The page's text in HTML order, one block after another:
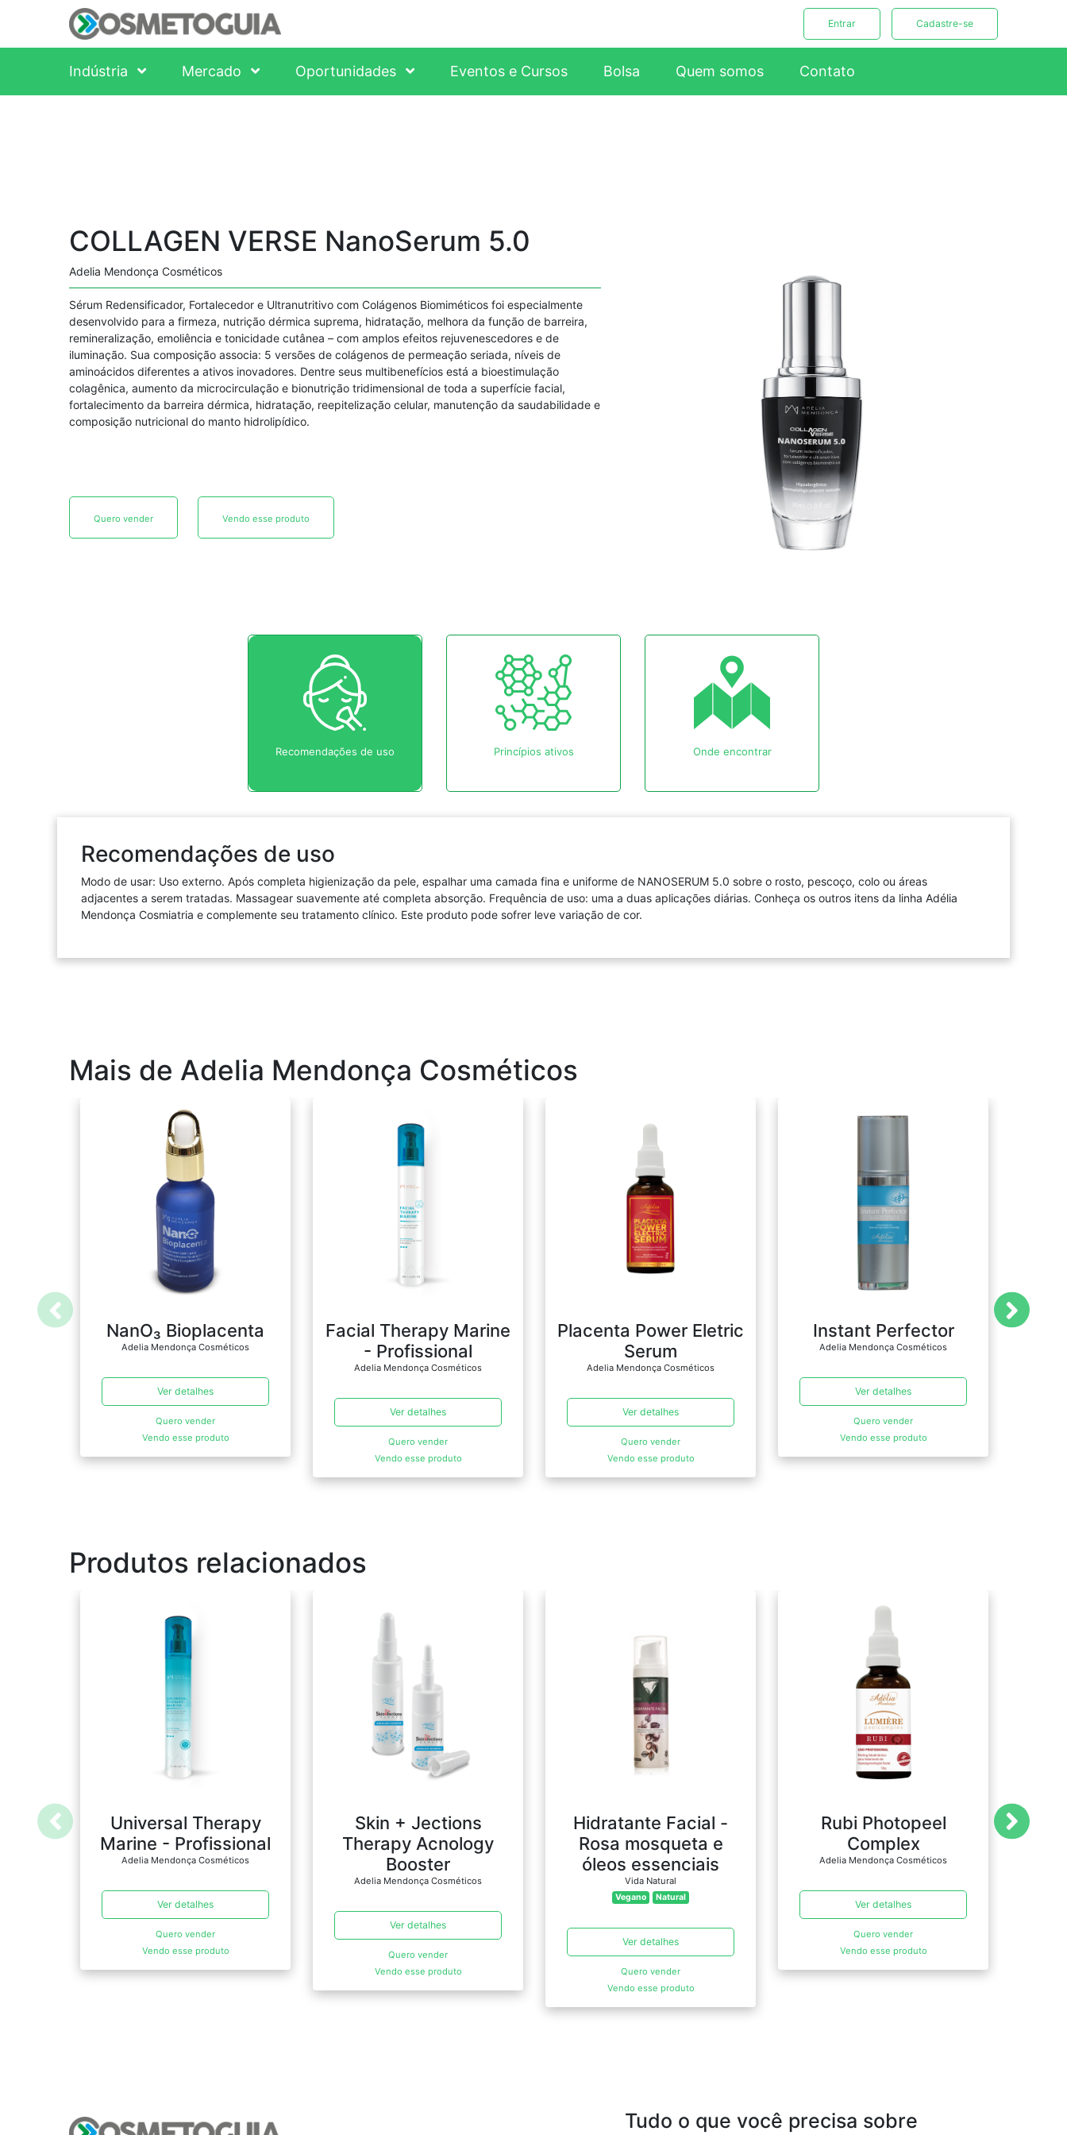
Entrar Cadastre-se
Indústria Mercado Oportunidades Eventos e Cursos Bolsa Quem somos Contato
COLLAGEN VERSE NanoSerum 5.0
Adelia Mendonça Cosméticos
Sérum Redensificador, Fortalecedor e Ultranutritivo com Colágenos Biomiméticos foi especialmente
desenvolvido para a firmeza, nutrição dérmica suprema, hidratação, melhora da função de barreira,
remineralização, emoliência e tonicidade cutânea – com amplos efeitos rejuvenescedores e de
iluminação. Sua composição associa: 5 versões de colágenos de permeação seriada, níveis de
aminoácidos diferentes a ativos inovadores. Dentre seus multibenefícios está a bioestimulação
colagênica, aumento da microcirculação e bionutrição tridimensional de toda a superfície facial,
fortalecimento da barreira dérmica, hidratação, reepitelização celular, manutenção da saudabilidade e
composição nutricional do manto hidrolipídico.
Quero vender Vendo esse produto
Recomendações de uso Princípios ativos Onde encontrar
Recomendações de uso
Modo de usar: Uso externo. Após completa higienização da pele, espalhar uma camada fina e uniforme de NANOSERUM 5.0 sobre o rosto, pescoço, colo ou áreas
adjacentes a serem tratadas. Massagear suavemente até completa absorção. Frequência de uso: uma a duas aplicações diárias. Conheça os outros itens da linha Adélia
Mendonça Cosmiatria e complemente seu tratamento clínico. Este produto pode sofrer leve variação de cor.
Mais de Adelia Mendonça Cosméticos
NanO₃ Bioplacenta
Adelia Mendonça Cosméticos
Ver detalhes
Quero vender
Vendo esse produto
Facial Therapy Marine
- Profissional
Adelia Mendonça Cosméticos
Ver detalhes
Quero vender
Vendo esse produto
Placenta Power Eletric
Serum
Adelia Mendonça Cosméticos
Ver detalhes
Quero vender
Vendo esse produto
Instant Perfector
Adelia Mendonça Cosméticos
Ver detalhes
Quero vender
Vendo esse produto
Produtos relacionados
Universal Therapy
Marine - Profissional
Adelia Mendonça Cosméticos
Ver detalhes
Quero vender
Vendo esse produto
Skin + Jections
Therapy Acnology
Booster
Adelia Mendonça Cosméticos
Ver detalhes
Quero vender
Vendo esse produto
Hidratante Facial -
Rosa mosqueta e
óleos essenciais
Vida Natural
Vegano Natural
Ver detalhes
Quero vender
Vendo esse produto
Rubi Photopeel
Complex
Adelia Mendonça Cosméticos
Ver detalhes
Quero vender
Vendo esse produto
Tudo o que você precisa sobre